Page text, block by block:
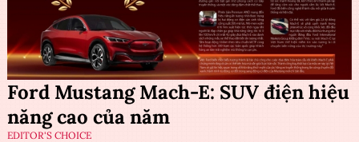
Ford Mustang Mach-E: SUV điện hiệu
năng cao của năm
EDITOR'S CHOICE